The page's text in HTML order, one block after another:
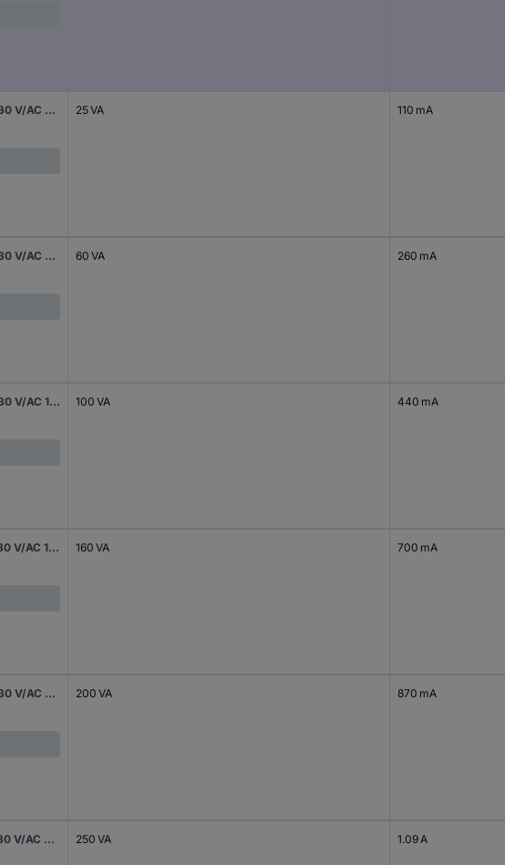
elma TT IZ1232 Trenntransformator 1 x 400 V 1 x 230 V/AC 25 VA 110 mA 25 VA 110 mA
elma TT IZ1233 Trenntransformator 1 x 400 V 1 x 230 V/AC 60 VA 260 mA 60 VA 260 mA
elma TT IZ1234 Trenntransformator 1 x 400 V 1 x 230 V/AC 100 VA 440 mA 100 VA 440 mA
elma TT IZ1235 Trenntransformator 1 x 400 V 1 x 230 V/AC 160 VA 700 mA 160 VA 700 mA
elma TT IZ1236 Trenntransformator 1 x 400 V 1 x 230 V/AC 200 VA 870 mA 200 VA 870 mA
elma TT IZ1237 Trenntransformator 1 x 400 V 1 x 230 V/AC 250 VA 1.09 A 250 VA 1.09 A